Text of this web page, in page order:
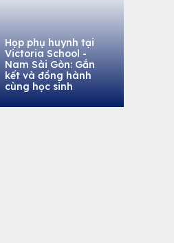
Họp phụ huynh tại
Victoria School -
Nam Sài Gòn: Gắn
kết và đồng hành
cùng học sinh